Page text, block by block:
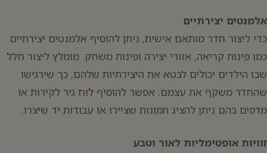
אלמנטים יצירתיים
כדי ליצור חדר מותאם אישית, ניתן להוסיף אלמנטים יצירתיים
כמו פינות קריאה, אזורי יצירה ופינות משחק. מומלץ ליצור חלל
שבו הילדים יכולים לבטא את היצירתיות שלהם, כך שירגישו
שהחדר משקף את עצמם. אפשר להוסיף לוח גיר לקירות או
מדפים בהם ניתן להציג תמונות שציירו או עבודות יד שיצרו.
זוויות אופטימליות לאור וטבע